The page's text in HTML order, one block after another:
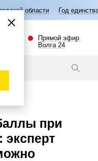
Год единства народов
Прямой эфир.
Волга 24
при
эксперт